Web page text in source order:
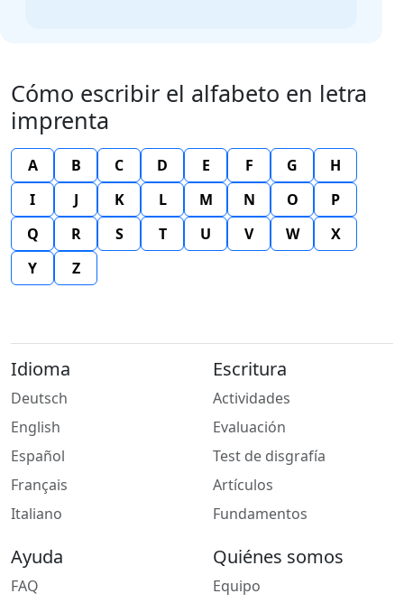
Cómo escribir el alfabeto en letra
imprenta
A B C D E F G
H
I
J K L M N O
P
Q
R S T U V W
X
Y
Z
Idioma
Deutsch
English
Español
Français
Italiano
Escritura
Actividades
Evaluación
Test de disgrafía
Artículos
Fundamentos
Ayuda
FAQ
Quiénes somos
Equipo